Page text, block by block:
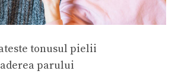
tonusul pielii
parului